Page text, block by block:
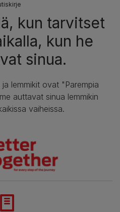
kun tarvitset
kun he
sinua.
lemmikit ovat "Parempia
auttavat sinua lemmikin
vaiheissa.